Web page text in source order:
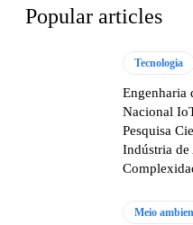
Popular articles
Tecnologia
Engenharia
Nacional
Pesquisa
Indústria de
Meio